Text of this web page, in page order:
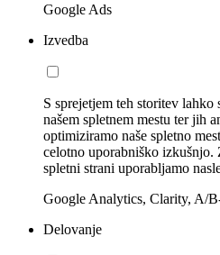
Google Ads
Izvedba
S sprejetjem teh storitev
našem spletnem mestu ter jih
optimiziramo naše spletno
celotno uporabniško izkušnjo.
spletni strani uporabljamo
Google Analytics, Clarity, A/
Delovanje